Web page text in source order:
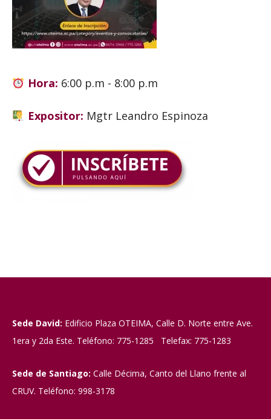
Hora: 6:00 p.m - 8:00 p.m
Expositor: Mgtr Leandro Espinoza
Sede David: Edificio Plaza OTEIMA, Calle D. Norte entre Ave.
1era y 2da Este. Teléfono: 775-1285 Telefax: 775-1283
Sede de Santiago: Calle Décima, Canto del Llano frente al
CRUV. Teléfono: 998-3178